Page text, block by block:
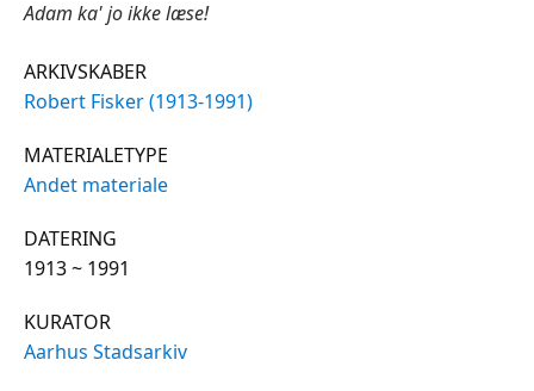
Adam ka' jo ikke læse!
ARKIVSKABER
Robert Fisker (1913-1991)
MATERIALETYPE
Andet materiale
DATERING
1913 ~ 1991
KURATOR
Aarhus Stadsarkiv